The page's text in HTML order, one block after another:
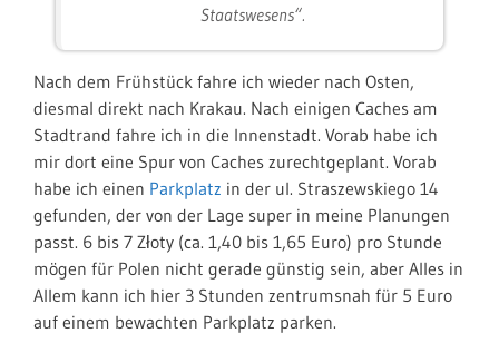
Staatswesens“.
Nach dem Frühstück fahre ich wieder nach Osten,
diesmal direkt nach Krakau. Nach einigen Caches am
Stadtrand fahre ich in die Innenstadt. Vorab habe ich
mir dort eine Spur von Caches zurechtgeplant. Vorab
habe ich einen Parkplatz in der ul. Straszewskiego 14
gefunden, der von der Lage super in meine Planungen
passt. 6 bis 7 Złoty (ca. 1,40 bis 1,65 Euro) pro Stunde
mögen für Polen nicht gerade günstig sein, aber Alles in
Allem kann ich hier 3 Stunden zentrumsnah für 5 Euro
auf einem bewachten Parkplatz parken.